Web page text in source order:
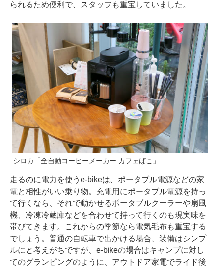
られるため便利で、スタッフも重宝していました。
シロカ「全自動コーヒーメーカー カフェばこ」
走るのに電力を使うe-bikeは、ポータブル電源などの家
電と相性がいい乗り物。充電用にポータブル電源を持っ
て行くなら、それで動かせるポータブルクーラーや扇風
機、冷凍冷蔵庫などを合わせて持って行くのも現実味を
帯びてきます。これからの季節なら電気毛布も重宝する
でしょう。普通の自転車で出かける場合、装備はシンプ
ルにと考えがちですが、e-bikeの場合はキャンプに対し
てのグランピングのように、アウトドア家電でライド後